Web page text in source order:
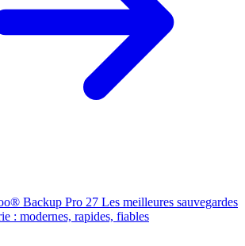
® Backup Pro 27 Les meilleures sauvegardes
: modernes, rapides, fiables